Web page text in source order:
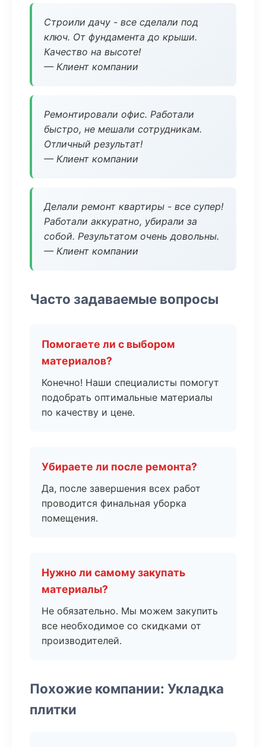
Строили дачу - все сделали под
ключ. От фундамента до крыши.
Качество на высоте!
— Клиент компании
Ремонтировали офис. Работали
быстро, не мешали сотрудникам.
Отличный результат!
— Клиент компании
Делали ремонт квартиры - все супер!
Работали аккуратно, убирали за
собой. Результатом очень довольны.
— Клиент компании
Часто задаваемые вопросы
Помогаете ли с выбором
материалов?
Конечно! Наши специалисты помогут
подобрать оптимальные материалы
по качеству и цене.
Убираете ли после ремонта?
Да, после завершения всех работ
проводится финальная уборка
помещения.
Нужно ли самому закупать
материалы?
Не обязательно. Мы можем закупить
все необходимое со скидками от
производителей.
Похожие компании: Укладка
плитки